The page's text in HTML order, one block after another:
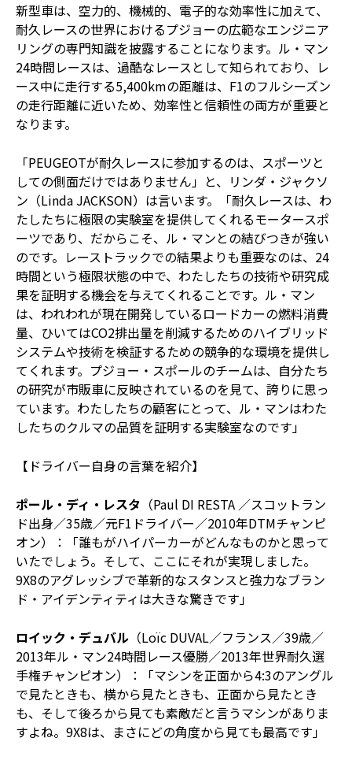
新型車は、空力的、機械的、電子的な効率性に加えて、
耐久レースの世界におけるプジョーの広範なエンジニア
リングの専門知識を披露することになります。ル・マン
24時間レースは、過酷なレースとして知られており、レ
ース中に走行する5,400kmの距離は、F1のフルシーズン
の走行距離に近いため、効率性と信頼性の両方が重要と
なります。
「PEUGEOTが耐久レースに参加するのは、スポーツと
しての側面だけではありません」と、リンダ・ジャクソ
ン（Linda JACKSON）は言います。「耐久レースは、わ
たしたちに極限の実験室を提供してくれるモータースポ
ーツであり、だからこそ、ル・マンとの結びつきが強い
のです。レーストラックでの結果よりも重要なのは、24
時間という極限状態の中で、わたしたちの技術や研究成
果を証明する機会を与えてくれることです。ル・マン
は、われわれが現在開発しているロードカーの燃料消費
量、ひいてはCO2排出量を削減するためのハイブリッド
システムや技術を検証するための競争的な環境を提供し
てくれます。プジョー・スポールのチームは、自分たち
の研究が市販車に反映されているのを見て、誇りに思っ
ています。わたしたちの顧客にとって、ル・マンはわた
したちのクルマの品質を証明する実験室なのです」
【ドライバー自身の言葉を紹介】
ポール・ディ・レスタ （Paul DI RESTA ／スコットラン
ド出身／35歳／元F1ドライバー／2010年DTMチャンピ
オン）：「誰もがハイパーカーがどんなものかと思って
いたでしょう。そして、ここにそれが実現しました。
9X8のアグレッシブで革新的なスタンスと強力なブラン
ド・アイデンティティは大きな驚きです」
ロイック・デュバル （Loïc DUVAL／フランス／39歳／
2013年ル・マン24時間レース優勝／2013年世界耐久選
手権チャンピオン）：「マシンを正面から4:3のアングル
で見たときも、横から見たときも、正面から見たとき
も、そして後ろから見ても素敵だと言うマシンがありま
すよね。9X8は、まさにどの角度から見ても最高です」